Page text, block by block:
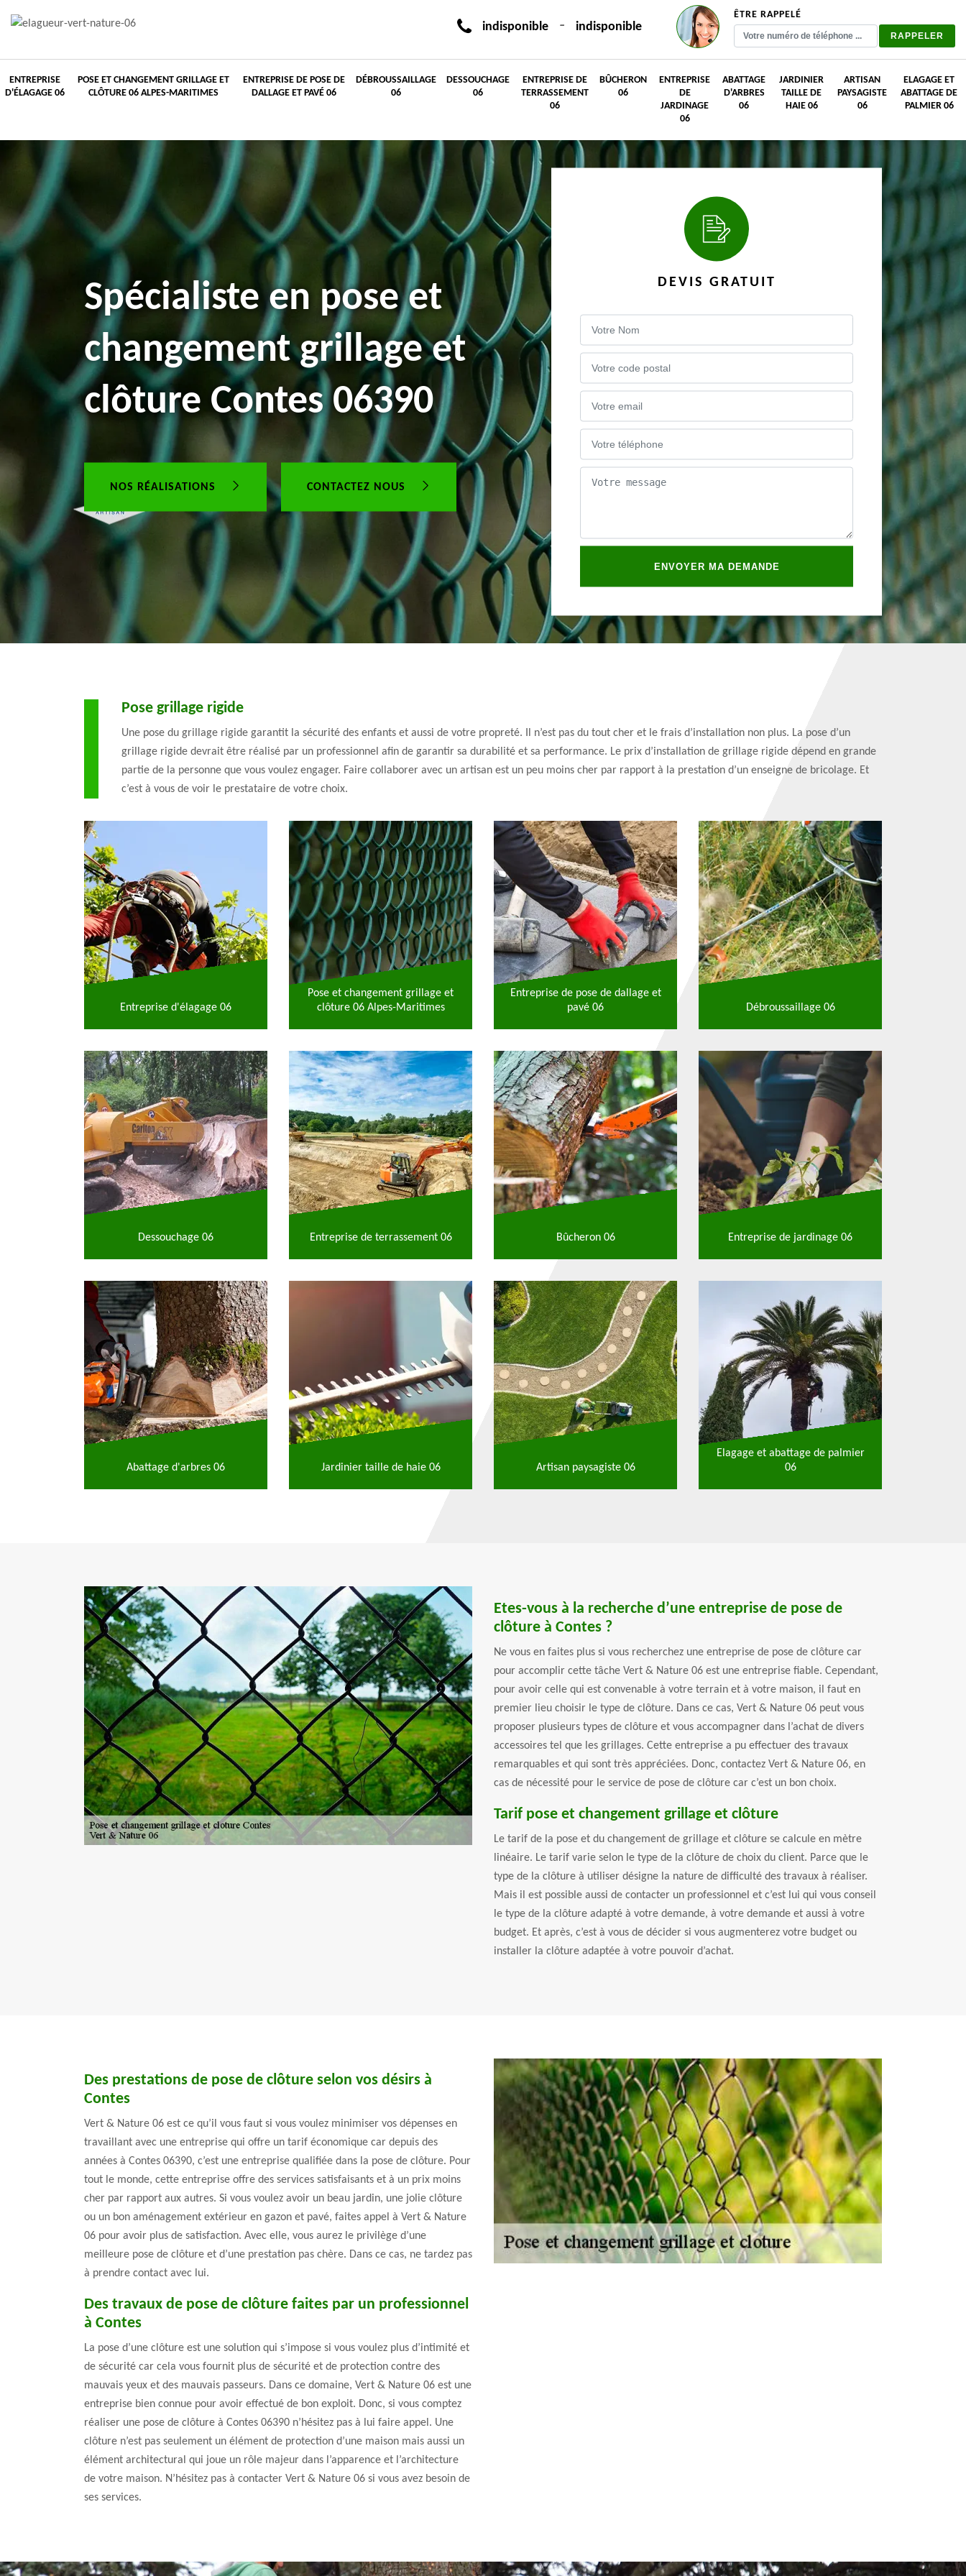
indisponible - indisponible
ÊTRE RAPPELÉ
ENTREPRISE
D'ÉLAGAGE 06
POSE ET CHANGEMENT GRILLAGE ET
CLÔTURE 06 ALPES-MARITIMES
ENTREPRISE DE POSE DE
DALLAGE ET PAVÉ 06
DÉBROUSSAILLAGE
06
DESSOUCHAGE
06
ENTREPRISE DE
TERRASSEMENT
06
BÛCHERON
06
ENTREPRISE
DE
JARDINAGE
06
ABATTAGE
D'ARBRES
06
JARDINIER
TAILLE DE
HAIE 06
ARTISAN
PAYSAGISTE
06
ELAGAGE ET
ABATTAGE DE
PALMIER 06
Spécialiste en pose et
changement grillage et
clôture Contes 06390
NOS RÉALISATIONS CONTACTEZ NOUS
DEVIS GRATUIT
Pose grillage rigide
Une pose du grillage rigide garantit la sécurité des enfants et aussi de votre propreté. Il n’est pas du tout cher et le frais d’installation non plus. La pose d’un
grillage rigide devrait être réalisé par un professionnel afin de garantir sa durabilité et sa performance. Le prix d’installation de grillage rigide dépend en grande
partie de la personne que vous voulez engager. Faire collaborer avec un artisan est un peu moins cher par rapport à la prestation d’un enseigne de bricolage. Et
c’est à vous de voir le prestataire de votre choix.
Entreprise d'élagage 06
Pose et changement grillage et
clôture 06 Alpes-Maritimes
Entreprise de pose de dallage et
pavé 06
Débroussaillage 06
Dessouchage 06 Entreprise de terrassement 06 Bûcheron 06 Entreprise de jardinage 06
Abattage d'arbres 06 Jardinier taille de haie 06 Artisan paysagiste 06
Elagage et abattage de palmier
06
Etes-vous à la recherche d’une entreprise de pose de
clôture à Contes ?
Ne vous en faites plus si vous recherchez une entreprise de pose de clôture car
pour accomplir cette tâche Vert & Nature 06 est une entreprise fiable. Cependant,
pour avoir celle qui est convenable à votre terrain et à votre maison, il faut en
premier lieu choisir le type de clôture. Dans ce cas, Vert & Nature 06 peut vous
proposer plusieurs types de clôture et vous accompagner dans l’achat de divers
accessoires tel que les grillages. Cette entreprise a pu effectuer des travaux
remarquables et qui sont très appréciées. Donc, contactez Vert & Nature 06, en
cas de nécessité pour le service de pose de clôture car c’est un bon choix.
Tarif pose et changement grillage et clôture
Le tarif de la pose et du changement de grillage et clôture se calcule en mètre
linéaire. Le tarif varie selon le type de la clôture de choix du client. Parce que le
type de la clôture à utiliser désigne la nature de difficulté des travaux à réaliser.
Mais il est possible aussi de contacter un professionnel et c’est lui qui vous conseil
le type de la clôture adapté à votre demande, à votre demande et aussi à votre
budget. Et après, c’est à vous de décider si vous augmenterez votre budget ou
installer la clôture adaptée à votre pouvoir d’achat.
Des prestations de pose de clôture selon vos désirs à
Contes
Vert & Nature 06 est ce qu’il vous faut si vous voulez minimiser vos dépenses en
travaillant avec une entreprise qui offre un tarif économique car depuis des
années à Contes 06390, c’est une entreprise qualifiée dans la pose de clôture. Pour
tout le monde, cette entreprise offre des services satisfaisants et à un prix moins
cher par rapport aux autres. Si vous voulez avoir un beau jardin, une jolie clôture
ou un bon aménagement extérieur en gazon et pavé, faites appel à Vert & Nature
06 pour avoir plus de satisfaction. Avec elle, vous aurez le privilège d’une
meilleure pose de clôture et d’une prestation pas chère. Dans ce cas, ne tardez pas
à prendre contact avec lui.
Des travaux de pose de clôture faites par un professionnel
à Contes
La pose d’une clôture est une solution qui s’impose si vous voulez plus d’intimité et
de sécurité car cela vous fournit plus de sécurité et de protection contre des
mauvais yeux et des mauvais passeurs. Dans ce domaine, Vert & Nature 06 est une
entreprise bien connue pour avoir effectué de bon exploit. Donc, si vous comptez
réaliser une pose de clôture à Contes 06390 n’hésitez pas à lui faire appel. Une
clôture n’est pas seulement un élément de protection d’une maison mais aussi un
élément architectural qui joue un rôle majeur dans l’apparence et l’architecture
de votre maison. N’hésitez pas à contacter Vert & Nature 06 si vous avez besoin de
ses services.